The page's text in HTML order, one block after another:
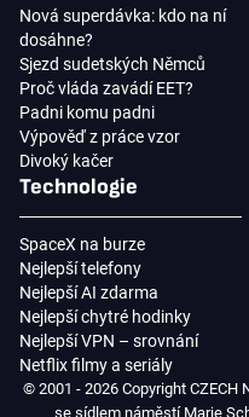
Nová superdávka: kdo na ní
dosáhne?
Sjezd sudetských Němců
Proč vláda zavádí EET?
Padni komu padni
Výpověď z práce vzor
Divoký kačer
Technologie
SpaceX na burze
Nejlepší telefony
Nejlepší AI zdarma
Nejlepší chytré hodinky
Nejlepší VPN – srovnání
Netflix filmy a seriály
© 2001 - 2026 Copyright CZECH
se sídlem náměstí Marie